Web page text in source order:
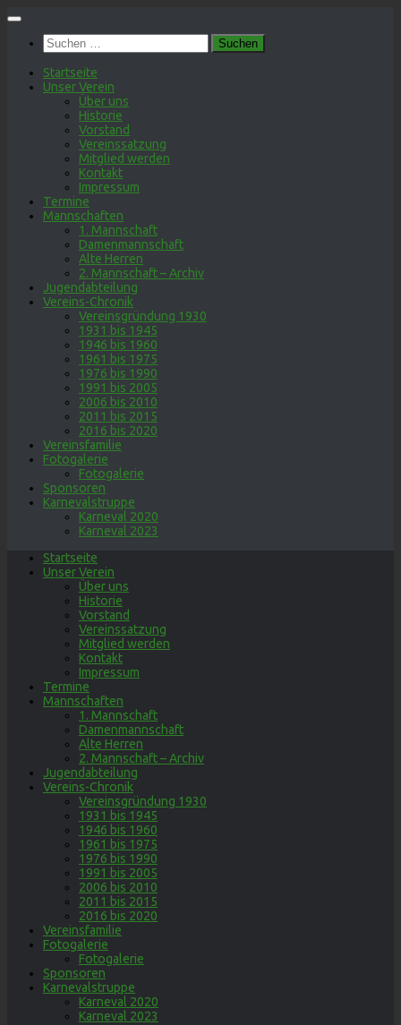
Zum
springenSuchen
nach:
Startseite
Unser Verein
Über uns
Historie
Vorstand
Vereinssatzung
Mitglied werden
Kontakt
Impressum
Termine
Mannschaften
1. Mannschaft
Damenmannschaft
Alte Herren
2. Mannschaft – Archiv
Jugendabteilung
Vereins-Chronik
Vereinsgründung 1930
1931 bis 1945
1946 bis 1960
1961 bis 1975
1976 bis 1990
1991 bis 2005
2006 bis 2010
2011 bis 2015
2016 bis 2020
Vereinsfamilie
Fotogalerie
Fotogalerie
Sponsoren
Karnevalstruppe
Karneval 2020
Karneval 2023
Startseite
Unser Verein
Über uns
Historie
Vorstand
Vereinssatzung
Mitglied werden
Kontakt
Impressum
Termine
Mannschaften
1. Mannschaft
Damenmannschaft
Alte Herren
2. Mannschaft – Archiv
Jugendabteilung
Vereins-Chronik
Vereinsgründung 1930
1931 bis 1945
1946 bis 1960
1961 bis 1975
1976 bis 1990
1991 bis 2005
2006 bis 2010
2011 bis 2015
2016 bis 2020
Vereinsfamilie
Fotogalerie
Fotogalerie
Sponsoren
Karnevalstruppe
Karneval 2020
Karneval 2023